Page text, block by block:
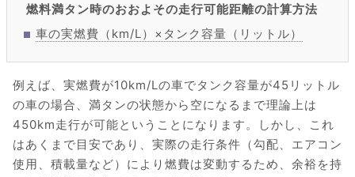
燃料満タン時のおおよその走行可能距離の計算方法
車の実燃費（km/L）×タンク容量（リットル）
例えば、実燃費が10km/Lの車でタンク容量が45リットル
の車の場合、満タンの状態から空になるまで理論上は
450km走行が可能ということになります。しかし、これ
はあくまで目安であり、実際の走行条件（勾配、エアコン
使用、積載量など）により燃費は変動するため、余裕を持